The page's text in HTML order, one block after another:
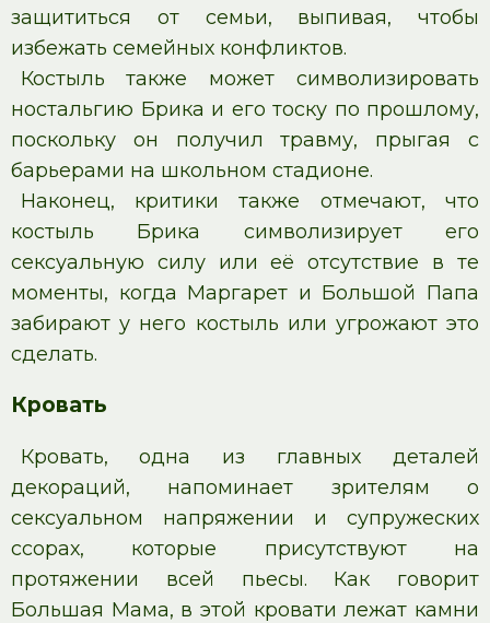
защититься от семьи, выпивая, чтобы
избежать семейных конфликтов.
Костыль также может символизировать
ностальгию Брика и его тоску по прошлому,
поскольку он получил травму, прыгая с
барьерами на школьном стадионе.
Наконец, критики также отмечают, что
костыль Брика символизирует его
сексуальную силу или её отсутствие в те
моменты, когда Маргарет и Большой Папа
забирают у него костыль или угрожают это
сделать.
Кровать
Кровать, одна из главных деталей
декораций, напоминает зрителям о
сексуальном напряжении и супружеских
ссорах, которые присутствуют на
протяжении всей пьесы. Как говорит
Большая Мама, в этой кровати лежат камни